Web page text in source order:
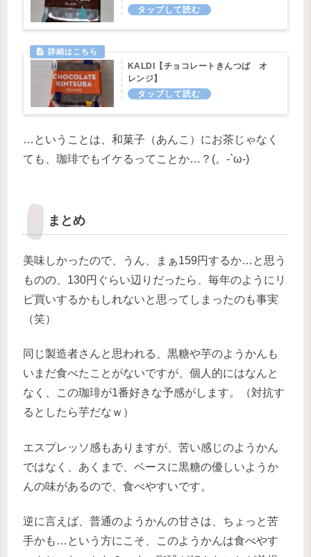
KALDI【チョコレートきんつば オ
レンジ】
…ということは、和菓子（あんこ）にお茶じゃなく
ても、珈琲でもイケるってことか…？(。-`ω-)
まとめ
美味しかったので、うん、まぁ159円するか…と思う
ものの、130円ぐらい辺りだったら、毎年のようにリ
ピ買いするかもしれないと思ってしまったのも事実
（笑）
同じ製造者さんと思われる、黒糖や芋のようかんも
いまだ食べたことがないですが、個人的にはなんと
なく、この珈琲が1番好きな予感がします。（対抗す
るとしたら芋だなｗ）
エスプレッソ感もありますが、苦い感じのようかん
ではなく、あくまで、ベースに黒糖の優しいようか
んの味があるので、食べやすいです。
逆に言えば、普通のようかんの甘さは、ちょっと苦
手かも…という方にこそ、このようかんは食べやす